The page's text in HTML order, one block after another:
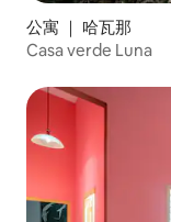
公寓 ｜ 哈瓦那
Casa verde Luna